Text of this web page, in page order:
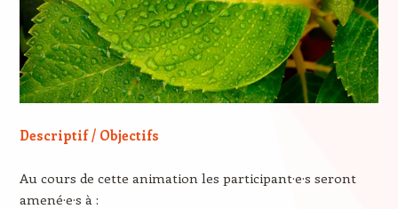
Descriptif / Objectifs
Au cours de cette animation les participant·e·s seront
amené·e·s à :